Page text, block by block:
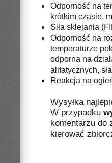
Odporność na
krótkim czasie,
Siła sklejania
Odporność na
temperaturze
odporna na
alifatycznych,
Reakcja na
Wysyłka
W przypadku
komentarzu do
kierować